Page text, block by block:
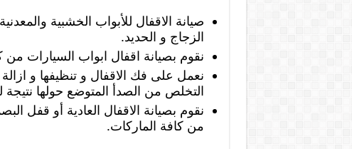
صيانة الاقفال للأبواب الخشبية
الزجاج و الحديد.
نقوم بصيانة اقفال ابواب السيارات من
نعمل على فك الاقفال و تنظيفها و ازالة
التخلص من الصدأ المتوضع حولها نتيجة
نقوم بصيانة الاقفال العادية أو قفل
من كافة الماركات.